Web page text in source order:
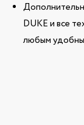
DUKE и все
любым